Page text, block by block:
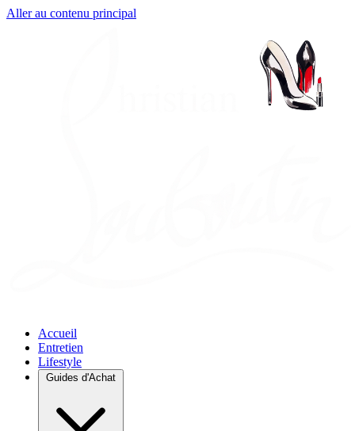
Aller au contenu principal
Accueil
Entretien
Lifestyle